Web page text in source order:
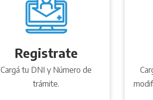
Registrate
Cargá tu DNI y Número de
trámite.